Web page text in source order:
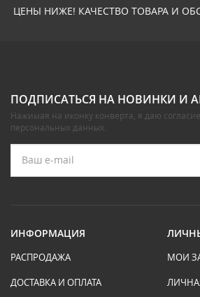
ЦЕНЫ НИЖЕ! КАЧЕСТВО ТОВАРА И
ПОДПИСАТЬСЯ НА НОВИНКИ И
Нажимая на иконку конверта, я даю
персональных данных.
ИНФОРМАЦИЯ
РАСПРОДАЖА
ДОСТАВКА И ОПЛАТА
МОИ